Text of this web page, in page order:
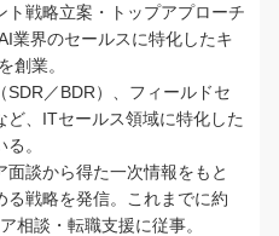
戦略立案・トップアプローチ
業界のセールスに特化したキ
創業。
／BDR）、フィールドセ
、ITセールス領域に特化した
。
談から得た一次情報をもと
る戦略を発信。これまでに約
相談・転職支援に従事。